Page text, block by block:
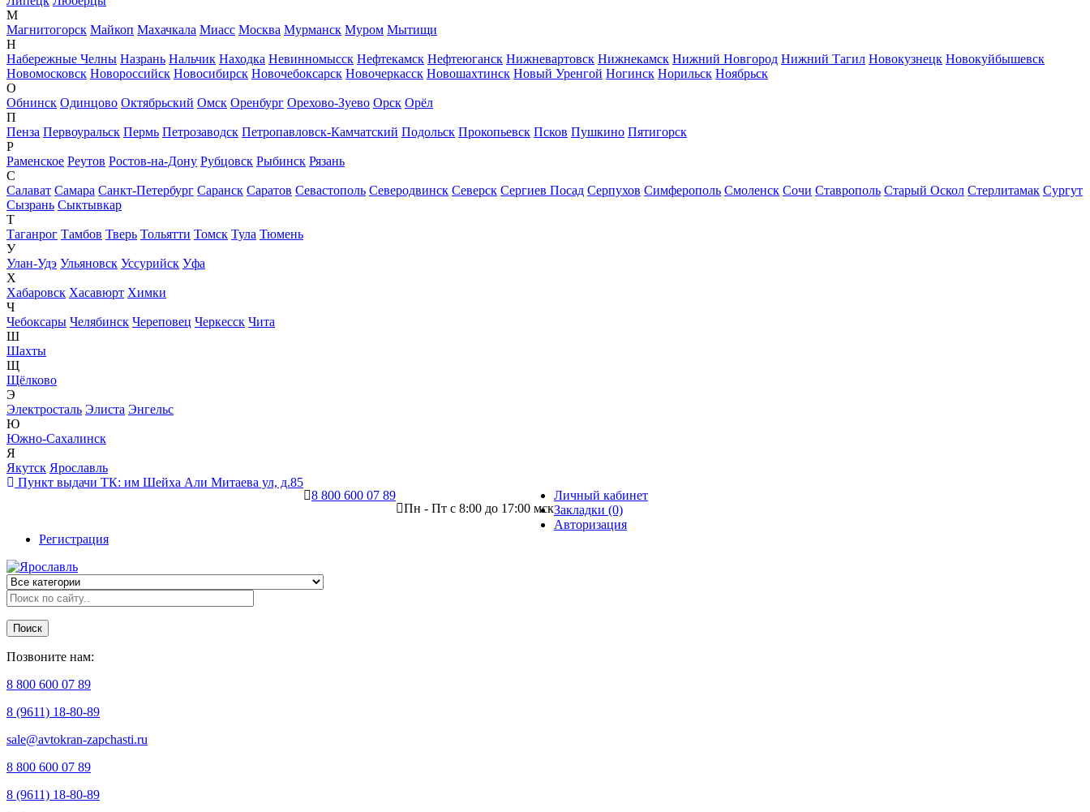
М
Магнитогорск Майкоп Махачкала Миасс Москва Мурманск Муром Мытищи
Н
Набережные Челны Назрань Нальчик Находка Невинномысск Нефтекамск Нефтеюганск Нижневартовск Нижнекамск Нижний Новгород Нижний Тагил Новокузнецк Новокуйбышевск
Новомосковск Новороссийск Новосибирск Новочебоксарск Новочеркасск Новошахтинск Новый Уренгой Ногинск Норильск Ноябрьск
О
Обнинск Одинцово Октябрьский Омск Оренбург Орехово-Зуево Орск Орёл
П
Пенза Первоуральск Пермь Петрозаводск Петропавловск-Камчатский Подольск Прокопьевск Псков Пушкино Пятигорск
Р
Раменское Реутов Ростов-на-Дону Рубцовск Рыбинск Рязань
С
Салават Самара Санкт-Петербург Саранск Саратов Севастополь Северодвинск Северск Сергиев Посад Серпухов Симферополь Смоленск Сочи Ставрополь Старый Оскол Стерлитамак Сургут
Сызрань Сыктывкар
Т
Таганрог Тамбов Тверь Тольятти Томск Тула Тюмень
У
Улан-Удэ Ульяновск Уссурийск Уфа
Х
Хабаровск Хасавюрт Химки
Ч
Чебоксары Челябинск Череповец Черкесск Чита
Ш
Шахты
Щ
Щёлково
Э
Электросталь Элиста Энгельс
Ю
Южно-Сахалинск
Я
Якутск Ярославль
Пункт выдачи ТК: им Шейха Али Митаева ул, д.85
8 800 600 07 89
Пн - Пт с 8:00 до 17:00 мск
Личный кабинет
Закладки (0)
Авторизация
Регистрация
Поиск
Позвоните нам:
8 800 600 07 89
8 (9611) 18-80-89
sale@avtokran-zapchasti.ru
8 800 600 07 89
8 (9611) 18-80-89